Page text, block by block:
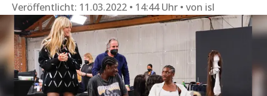
Veröffentlicht: 11.03.2022 • 14:44 Uhr von isl